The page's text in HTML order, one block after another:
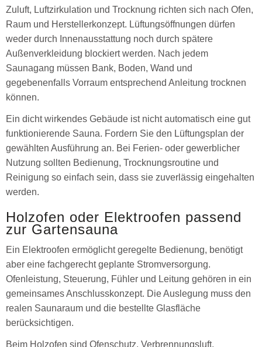
Zuluft, Luftzirkulation und Trocknung richten sich nach Ofen,
Raum und Herstellerkonzept. Lüftungsöffnungen dürfen
weder durch Innenausstattung noch durch spätere
Außenverkleidung blockiert werden. Nach jedem
Saunagang müssen Bank, Boden, Wand und
gegebenenfalls Vorraum entsprechend Anleitung trocknen
können.
Ein dicht wirkendes Gebäude ist nicht automatisch eine gut
funktionierende Sauna. Fordern Sie den Lüftungsplan der
gewählten Ausführung an. Bei Ferien- oder gewerblicher
Nutzung sollten Bedienung, Trocknungsroutine und
Reinigung so einfach sein, dass sie zuverlässig eingehalten
werden.
Holzofen oder Elektroofen passend
zur Gartensauna
Ein Elektroofen ermöglicht geregelte Bedienung, benötigt
aber eine fachgerecht geplante Stromversorgung.
Ofenleistung, Steuerung, Fühler und Leitung gehören in ein
gemeinsames Anschlusskonzept. Die Auslegung muss den
realen Saunaraum und die bestellte Glasfläche
berücksichtigen.
Beim Holzofen sind Ofenschutz, Verbrennungsluft,